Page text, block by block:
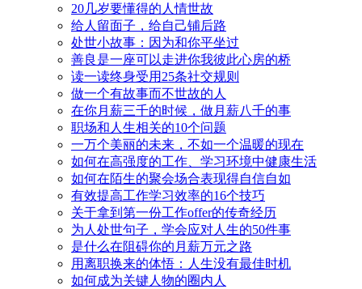
20几岁要懂得的人情世故
给人留面子，给自己铺后路
处世小故事：因为和你平坐过
善良是一座可以走进你我彼此心房的桥
读一读终身受用25条社交规则
做一个有故事而不世故的人
在你月薪三千的时候，做月薪八千的事
职场和人生相关的10个问题
一万个美丽的未来，不如一个温暖的现在
如何在高强度的工作、学习环境中健康生活
如何在陌生的聚会场合表现得自信自如
有效提高工作学习效率的16个技巧
关于拿到第一份工作offer的传奇经历
为人处世句子，学会应对人生的50件事
是什么在阻碍你的月薪万元之路
用离职换来的体悟：人生没有最佳时机
如何成为关键人物的圈内人